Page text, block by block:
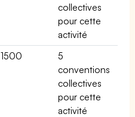
collectives
pour cette
activité
1500
5
conventions
collectives
pour cette
activité